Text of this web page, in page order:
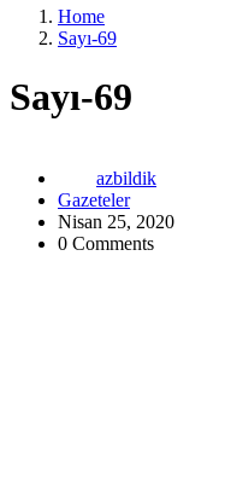
Home
Sayı-69
Sayı-69
azbildik
Gazeteler
Nisan 25, 2020
0 Comments